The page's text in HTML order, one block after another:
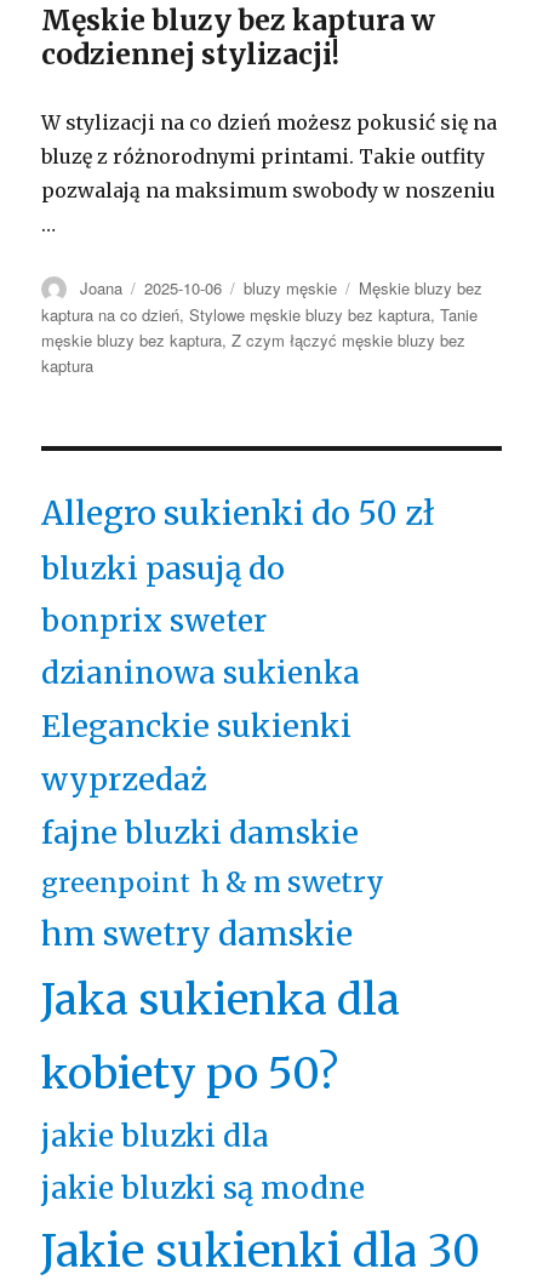
Męskie bluzy bez kaptura w
codziennej stylizacji!
W stylizacji na co dzień możesz pokusić się na
bluzę z różnorodnymi printami. Takie outfity
pozwalają na maksimum swobody w noszeniu
…
Autor
Joana Opublikowano
2025-10-06 Kategorie
bluzy męskie Tagi
Męskie bluzy bez
kaptura na co dzień,Stylowe męskie bluzy bez kaptura,Tanie
męskie bluzy bez kaptura,Z czym łączyć męskie bluzy bez
kaptura
Allegro sukienki do 50 zł
bluzki pasują do
bonprix sweter
dzianinowa sukienka
Eleganckie sukienki
wyprzedaż
fajne bluzki damskie
greenpoint h & m swetry
hm swetry damskie
Jaka sukienka dla
kobiety po 50?
jakie bluzki dla
jakie bluzki są modne
Jakie sukienki dla 30